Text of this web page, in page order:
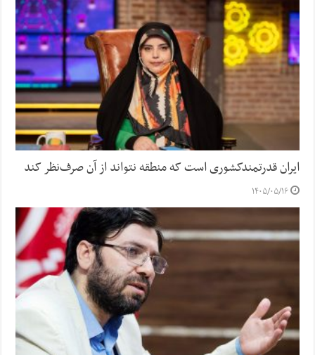
ایران قدرتمندکشوری است که منطقه نتواند از آن صرف‌نظر کند
۱۴۰۵/۰۵/۱۶